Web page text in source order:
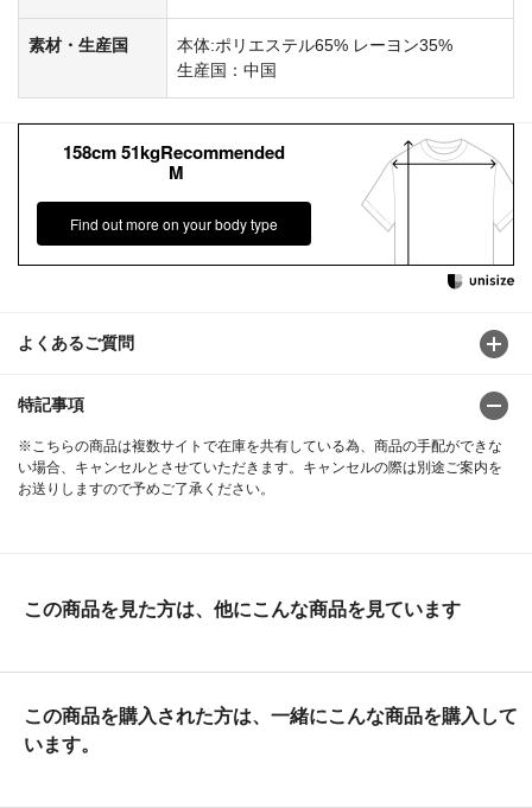
素材・生産国
本体:ポリエステル65% レーヨン35%
生産国：中国
よくあるご質問
特記事項
※こちらの商品は複数サイトで在庫を共有している為、商品の手配ができな
い場合、キャンセルとさせていただきます。キャンセルの際は別途ご案内を
お送りしますので予めご了承ください。
158cm 51kgRecommended
M
Find out more on your body type
この商品を見た方は、他にこんな商品を見ています
この商品を購入された方は、一緒にこんな商品を購入して
います。